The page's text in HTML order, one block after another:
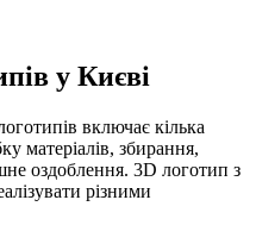
у Києві
включає кілька
матеріалів, збирання,
оздоблення. 3D логотип з
різними